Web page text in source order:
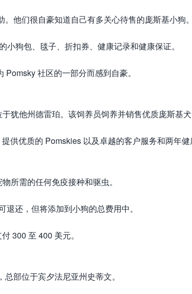
他们很自豪知道自己有多关心待售的庞斯基小狗
狗包、毯子、折扣券、健康记录和健康保证。
社区的一部分而感到自豪。
犹他州德雷珀。该饲养员饲养并销售优质庞斯基
供优质的 Pomskies 以及卓越的客户服务和两年
所需的任何免疫接种和驱虫。
还，但将添加到小狗的总费用中。
300 至 400 美元。
部位于宾夕法尼亚州史蒂文。